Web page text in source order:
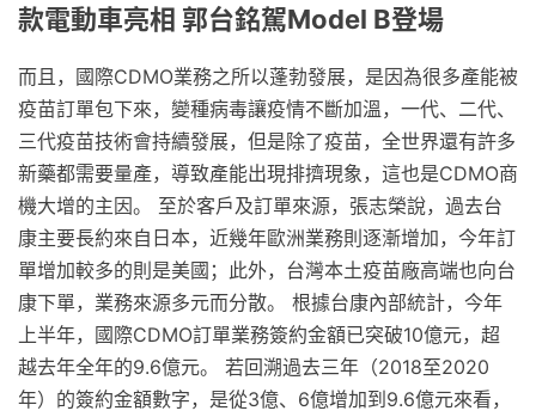
款電動車亮相 郭台銘駕Model B登場
而且，國際CDMO業務之所以蓬勃發展，是因為很多產能被
疫苗訂單包下來，變種病毒讓疫情不斷加溫，一代、二代、
三代疫苗技術會持續發展，但是除了疫苗，全世界還有許多
新藥都需要量產，導致產能出現排擠現象，這也是CDMO商
機大增的主因。 至於客戶及訂單來源，張志榮說，過去台
康主要長約來自日本，近幾年歐洲業務則逐漸增加，今年訂
單增加較多的則是美國；此外，台灣本土疫苗廠高端也向台
康下單，業務來源多元而分散。 根據台康內部統計，今年
上半年，國際CDMO訂單業務簽約金額已突破10億元，超
越去年全年的9.6億元。 若回溯過去三年（2018至2020
年）的簽約金額數字，是從3億、6億增加到9.6億元來看，